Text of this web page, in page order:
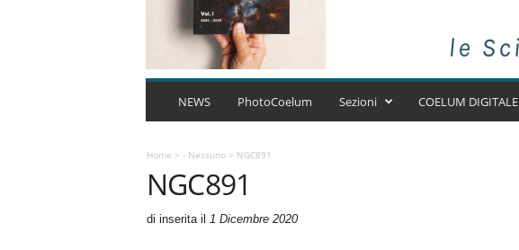
C
NEWS PhotoCoelum Sezioni COELUM DIGITALE
Home > - Nessuno> NGC891
NGC891
di inserita il 1 Dicembre 2020